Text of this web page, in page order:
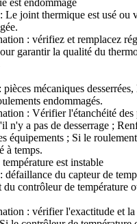
Le joint thermique est usé ou
: vérifiez et remplacez
garantir la qualité du
pièces mécaniques
endommagés.
: Vérifier l'étanchéité des
n'y a pas de desserrage ;
équipements ; Si le
à temps.
est instable
défaillance du capteur de
du contrôleur de température
: vérifier l'exactitude et